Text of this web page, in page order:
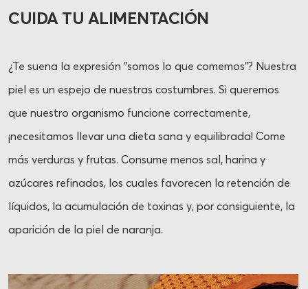
CUIDA TU ALIMENTACIÓN
¿Te suena la expresión "somos lo que comemos"? Nuestra
piel es un espejo de nuestras costumbres. Si queremos
que nuestro organismo funcione correctamente,
¡necesitamos llevar una dieta sana y equilibrada! Come
más verduras y frutas. Consume menos sal, harina y
azúcares refinados, los cuales favorecen la retención de
líquidos, la acumulación de toxinas y, por consiguiente, la
aparición de la piel de naranja.